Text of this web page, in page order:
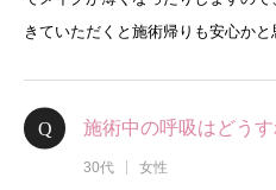
きていただくと施術帰りも安心かと
施術中の呼吸はどう
30代 女性